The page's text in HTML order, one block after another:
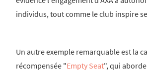
individus, tout comme le club inspire
Un autre exemple remarquable est la
récompensée "Empty Seat", qui